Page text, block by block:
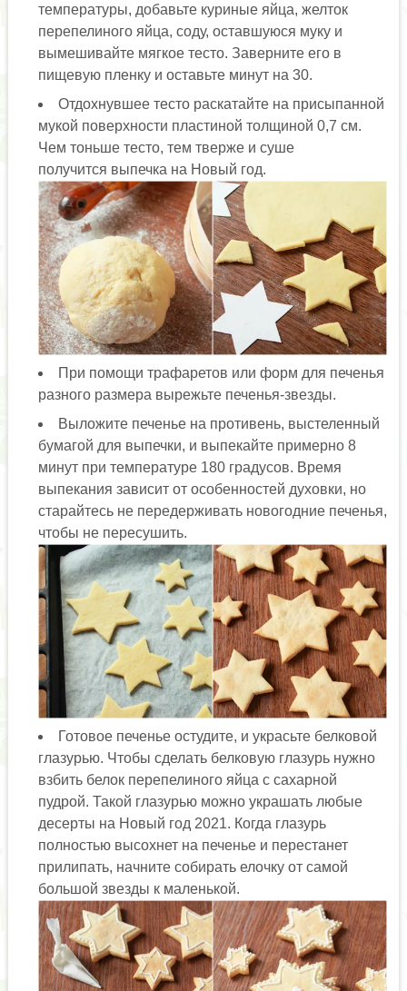
температуры, добавьте куриные яйца, желток
перепелиного яйца, соду, оставшуюся муку и
вымешивайте мягкое тесто. Заверните его в
пищевую пленку и оставьте минут на 30.
Отдохнувшее тесто раскатайте на присыпанной
мукой поверхности пластиной толщиной 0,7 см.
Чем тоньше тесто, тем тверже и суше
получится выпечка на Новый год.
При помощи трафаретов или форм для печенья
разного размера вырежьте печенья-звезды.
Выложите печенье на противень, выстеленный
бумагой для выпечки, и выпекайте примерно 8
минут при температуре 180 градусов. Время
выпекания зависит от особенностей духовки, но
старайтесь не передерживать новогодние печенья,
чтобы не пересушить.
Готовое печенье остудите, и украсьте белковой
глазурью. Чтобы сделать белковую глазурь нужно
взбить белок перепелиного яйца с сахарной
пудрой. Такой глазурью можно украшать любые
десерты на Новый год 2021. Когда глазурь
полностью высохнет на печенье и перестанет
прилипать, начните собирать елочку от самой
большой звезды к маленькой.